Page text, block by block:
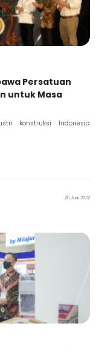
Persatuan
untuk Masa
konstruksi Indonesia
20 Juni 2022